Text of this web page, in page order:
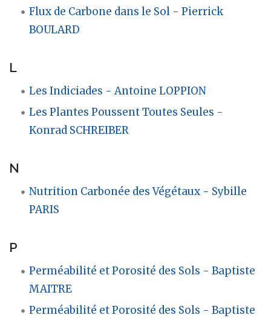
Flux de Carbone dans le Sol - Pierrick
BOULARD
L
Les Indiciades - Antoine LOPPION
Les Plantes Poussent Toutes Seules -
Konrad SCHREIBER
N
Nutrition Carbonée des Végétaux - Sybille
PARIS
P
Perméabilité et Porosité des Sols - Baptiste
MAITRE
Perméabilité et Porosité des Sols - Baptiste